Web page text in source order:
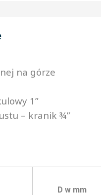
na górze
1”
– kranik ¾”
D w mm